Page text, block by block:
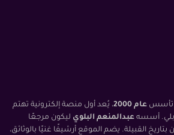
تأسس عام 2000
، يُعد أول منصة إلكترونية تهتم
بلي. أسسه عبدالمنعم البلوي ليكون مرجعًا
القبيلة. يضم الموقع أرشيفًا غنيًا بالوثائق،